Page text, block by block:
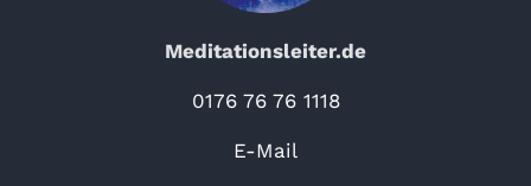
Meditationsleiter.de
0176 76 76 1118
E-Mail